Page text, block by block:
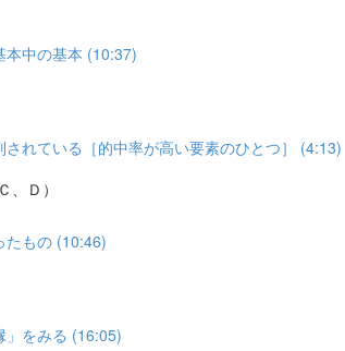
本中の基本 (10:37)
れている［的中率が高い要素のひとつ］ (4:13)
、Ｄ）
たもの (10:46)
」をみる (16:05)